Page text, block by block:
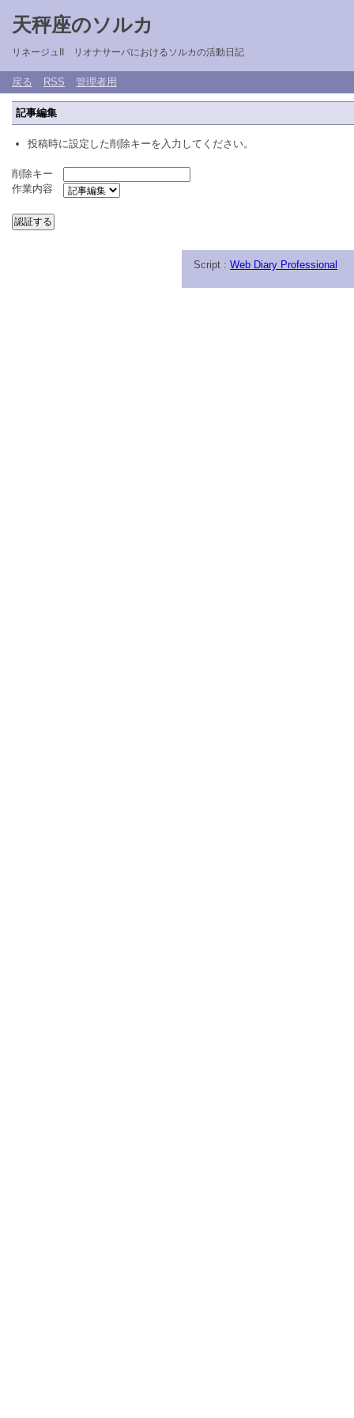
天秤座のソルカ
リネージュII リオナサーバにおけるソルカの活動日記
戻る RSS 管理者用
記事編集
投稿時に設定した削除キーを入力してください。
削除キー
作業内容
Script : Web Diary Professional